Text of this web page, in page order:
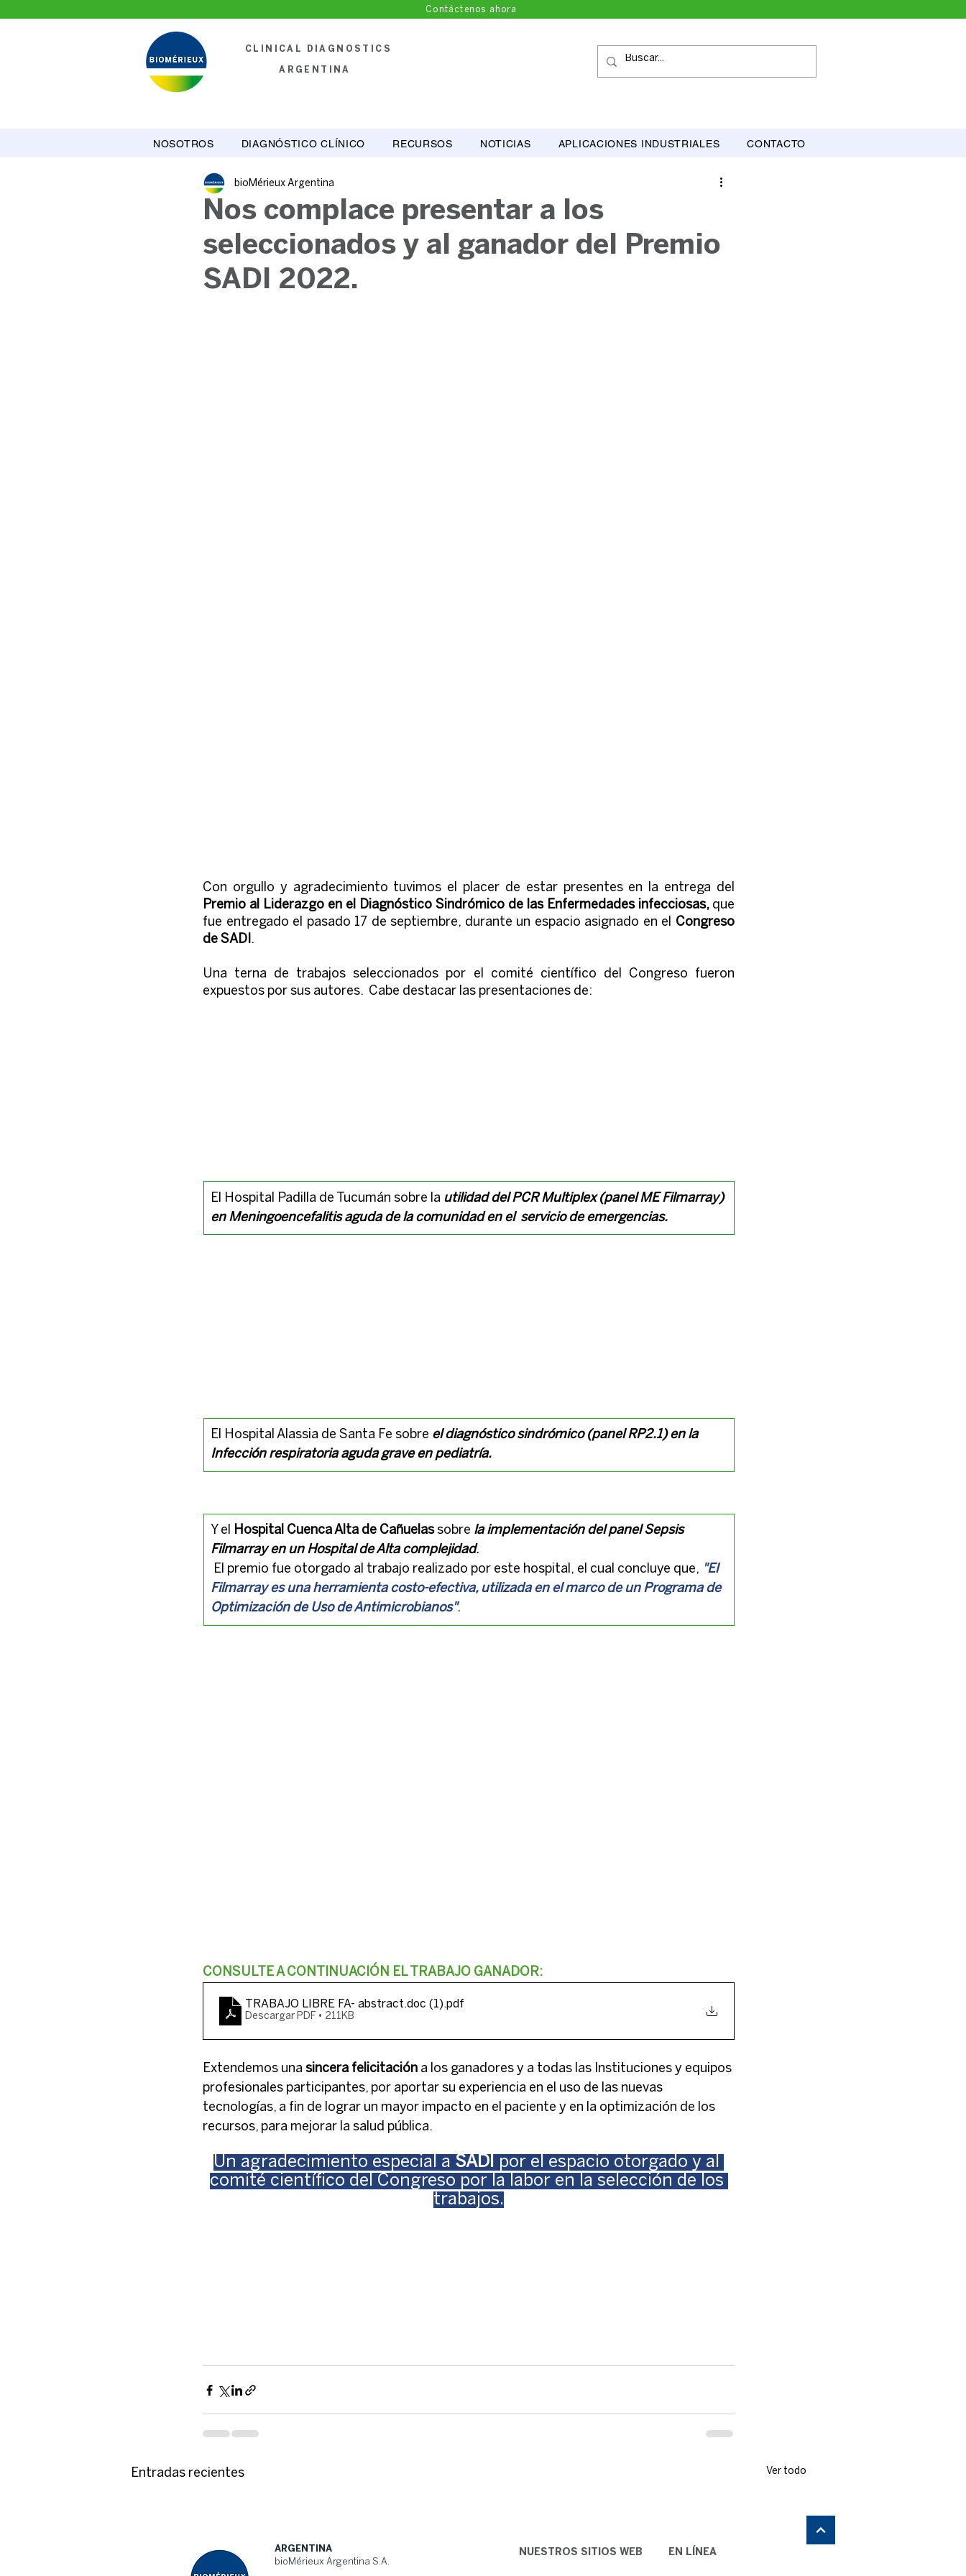
Contáctenos ahora
CLINICAL DIAGNOSTICS
ARGENTINA
NOSOTROS DIAGNÓSTICO CLÍNICO RECURSOS NOTICIAS APLICACIONES INDUSTRIALES CONTACTO
Nos complace presentar a los
seleccionados y al ganador del Premio
SADI 2022.
bioMérieux Argentina
Premio al Liderazgo en el Diagnóstico Sindrómico de las Enfermedades infecciosas, que
fue entregado el pasado 17 de septiembre, durante un espacio asignado en el Congreso
de SADI .
Una terna de trabajos seleccionados por el comité científico del Congreso fueron
expuestos por sus autores.  Cabe destacar las presentaciones de:
​El Hospital Padilla de Tucumán sobre la utilidad del PCR Multiplex (panel ME Filmarray)
en Meningoencefalitis aguda de la comunidad en el  servicio de emergencias.
​El Hospital Alassia de Santa Fe sobre el diagnóstico sindrómico (panel RP2.1) en la
Infección respiratoria aguda grave en pediatría.
​Y el Hospital Cuenca Alta de Cañuelas sobre la implementación del panel Sepsis
Filmarray en un Hospital de Alta complejidad.
El premio fue otorgado al trabajo realizado por este hospital, el cual concluye que, "El
Filmarray es una herramienta costo-efectiva, utilizada en el marco de un Programa de
Optimización de Uso de Antimicrobianos".
CONSULTE A CONTINUACIÓN EL TRABAJO GANADOR:
TRABAJO LIBRE FA- abstract.doc (1).pdf
Descargar PDF • 211KB
Extendemos una sincera felicitación a los ganadores y a todas las Instituciones y equipos
profesionales participantes, por aportar su experiencia en el uso de las nuevas
tecnologías, a fin de lograr un mayor impacto en el paciente y en la optimización de los
recursos, para mejorar la salud pública.
Un agradecimiento especial a SADI
por el espacio otorgado y al
comité científico del Congreso por la labor en la selección de los
trabajos.
Entradas recientes Ver todo
ARGENTINA
bioMérieux Argentina S.A.
NUESTROS SITIOS WEB EN LÍNEA